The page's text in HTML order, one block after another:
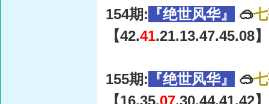
154期: 『绝世风华』 🥽
【42.41.21.13.47.45.08】
155期: 『绝世风华』 🥽
【16.35.07.30.44.41.42】